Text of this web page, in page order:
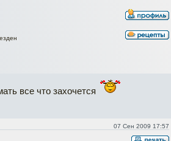
все что захочется
07 Сен 2009 17:57